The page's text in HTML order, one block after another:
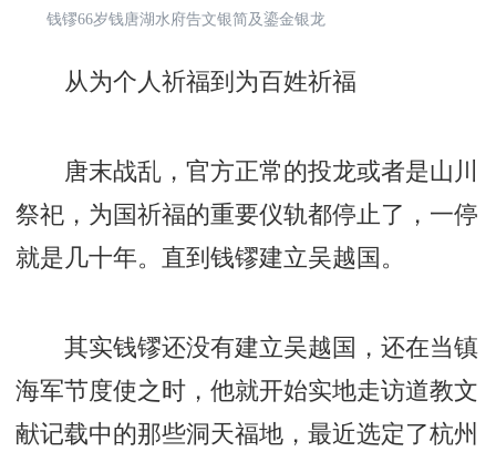
钱镠66岁钱唐湖水府告文银简及鎏金银龙
从为个人祈福到为百姓祈福
唐末战乱，官方正常的投龙或者是山川
祭祀，为国祈福的重要仪轨都停止了，一停
就是几十年。直到钱镠建立吴越国。
其实钱镠还没有建立吴越国，还在当镇
海军节度使之时，他就开始实地走访道教文
献记载中的那些洞天福地，最近选定了杭州